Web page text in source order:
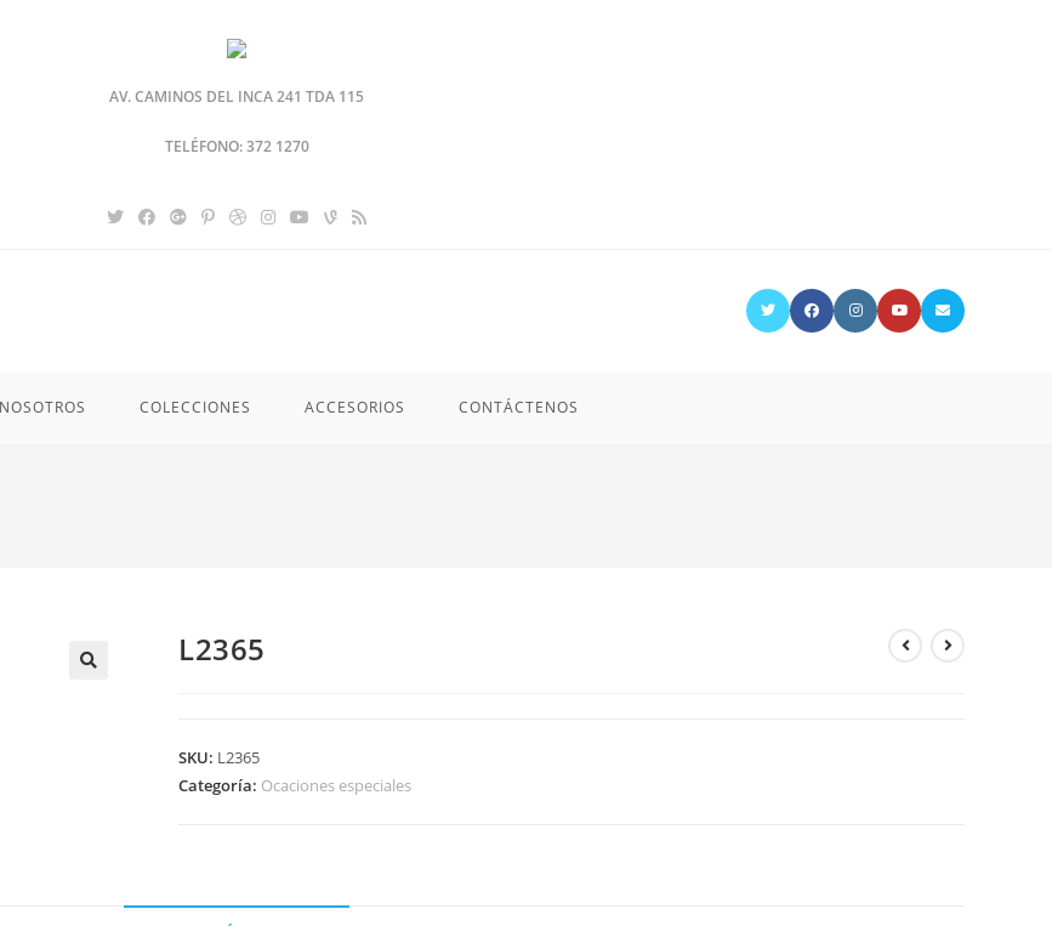
AV. CAMINOS DEL INCA 241 TDA 115
TELÉFONO: 372 1270
NOSOTROS COLECCIONES ACCESORIOS CONTÁCTENOS
L2365
SKU: L2365
Categoría: Ocaciones especiales